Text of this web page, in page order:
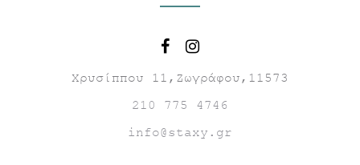
Χρυσίππου 11,Ζωγράφου,11573
210 775 4746
info@staxy.gr